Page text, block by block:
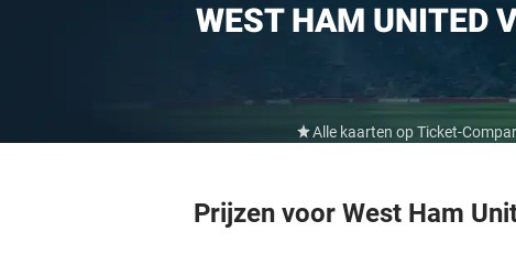
WEST HAM UNITED
Alle kaarten op Ticket-
Prijzen voor West Ham